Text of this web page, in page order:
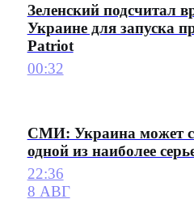
Зеленский подсчитал
Украине для запуска
Patriot
00:32
СМИ: Украина может
одной из наиболее
22:36
8 АВГ